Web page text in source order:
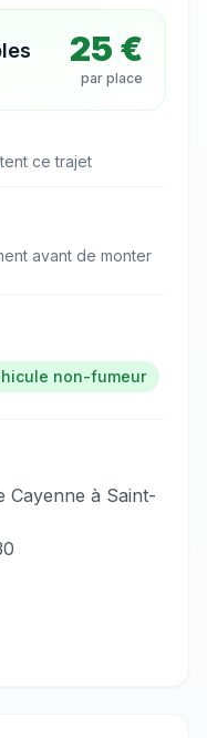
25 €
par place
nt ce trajet
avant de monter
non-fumeur
à Saint-